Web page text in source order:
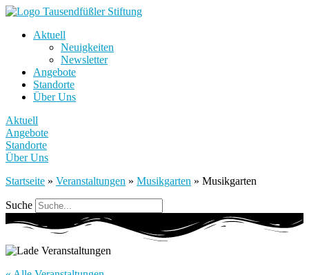
Aktuell
Neuigkeiten
Newsletter
Angebote
Standorte
Über Uns
Aktuell
Angebote
Standorte
Über Uns
Startseite » Veranstaltungen » Musikgarten » Musikgarten
Suche